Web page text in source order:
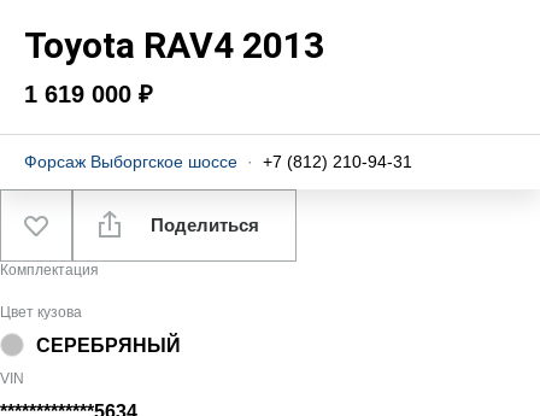
Toyota RAV4 2013
1 619 000 ₽
Форсаж Выборгское шоссе · +7 (812) 210-94-31
Поделиться
Комплектация
Цвет кузова
СЕРЕБРЯНЫЙ
VIN
*************5634